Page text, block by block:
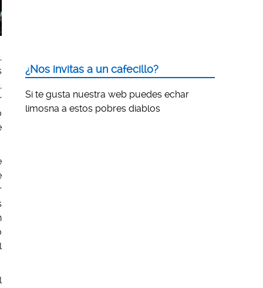
¿Nos invitas a un cafecillo?
Si te gusta nuestra web puedes echar
limosna a estos pobres diablos